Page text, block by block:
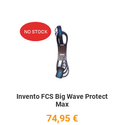
Add to Wishlist
NO STOCK
Invento FCS Big Wave Protect
Max
74,95 €